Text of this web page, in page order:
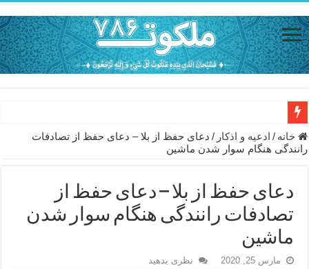
حاجت روایی با ذکر صلوات خاصه امام رضا (ع) – دعای شفای بیمار از
دعای حفظ جان خانواده از بلا در سفر – دعای دفع بلا در قرآن
دعای مجرب برای رفع گرفتاری – ذکر قوی برای جلوگیری از اندوه و
دعا برای عاشق شدن طرف مقابل – عاشق کردن طرف مقابل از راه
دعای حفظ جان عزیزان از بلا در سفر – دعا برای رفع حوادث بد روزانه
خانه / ادعيه و اذكار / دعای حفظ از بلا – دعای حفظ از تصادفات
رانندگی هنگام سوار شدن ماشین
دعای حفظ از بلا – دعای حفظ از
تصادفات رانندگی هنگام سوار شدن
ماشین
مارس 25, 2020 نظری بدهید